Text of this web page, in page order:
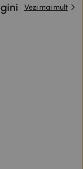
Vezi mai mult